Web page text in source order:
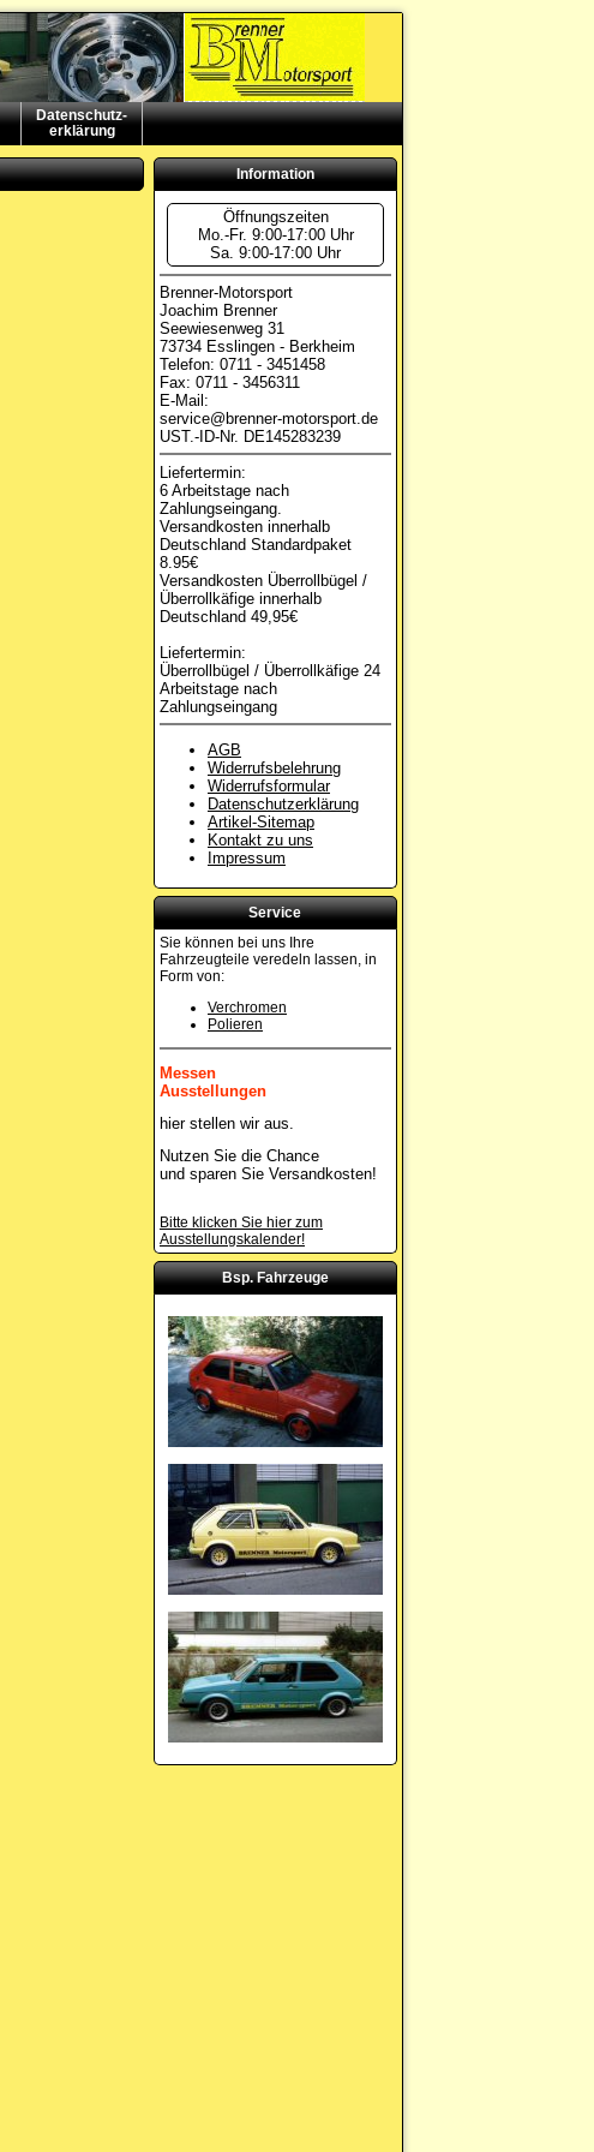
Datenschutz-
erklärung
Information
Öffnungszeiten
Mo.-Fr. 9:00-17:00 Uhr
Sa. 9:00-17:00 Uhr
Brenner-Motorsport
Joachim Brenner
Seewiesenweg 31
73734 Esslingen - Berkheim
Telefon: 0711 - 3451458
Fax: 0711 - 3456311
E-Mail:
service@brenner-motorsport.de
UST.-ID-Nr. DE145283239
Liefertermin:
6 Arbeitstage nach
Zahlungseingang.
Versandkosten innerhalb
Deutschland Standardpaket
8.95€
Versandkosten Überrollbügel /
Überrollkäfige innerhalb
Deutschland 49,95€
Liefertermin:
Überrollbügel / Überrollkäfige 24
Arbeitstage nach
Zahlungseingang
AGB
Widerrufsbelehrung
Widerrufsformular
Datenschutzerklärung
Artikel-Sitemap
Kontakt zu uns
Impressum
Service
Sie können bei uns Ihre
Fahrzeugteile veredeln lassen, in
Form von:
Verchromen
Polieren
Messen
Ausstellungen
hier stellen wir aus.
Nutzen Sie die Chance
und sparen Sie Versandkosten!
Bitte klicken Sie hier zum
Ausstellungskalender!
Bsp. Fahrzeuge